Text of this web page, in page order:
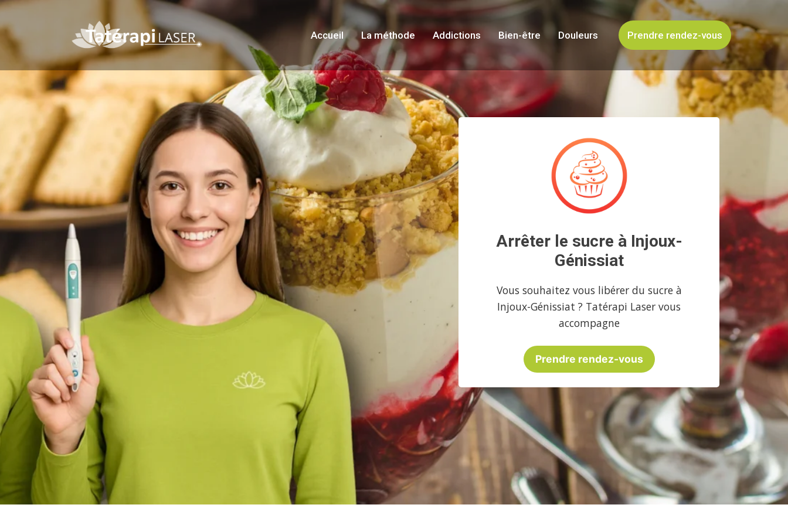
Accueil La méthode Addictions Bien-être Douleurs Prendre rendez-vous
Arrêter le sucre à Injoux-
Génissiat
Vous souhaitez vous libérer du sucre à
Injoux-Génissiat ? Tatérapi Laser vous
accompagne
Prendre rendez-vous